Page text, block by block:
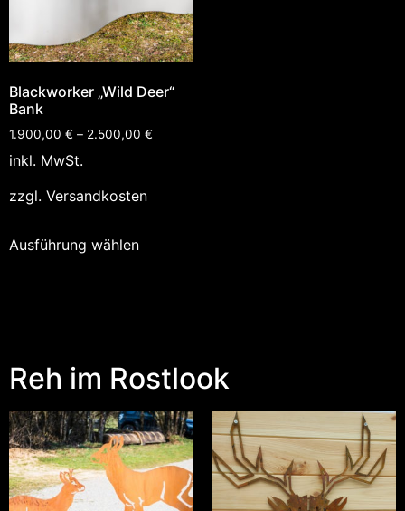
Blackworker „Wild Deer“
Bank
1.900,00 € – 2.500,00 €
inkl. MwSt.
zzgl. Versandkosten
Ausführung wählen
Reh im Rostlook